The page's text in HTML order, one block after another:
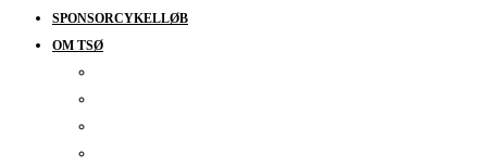
SPONSORCYKELLØB
OM TSØ